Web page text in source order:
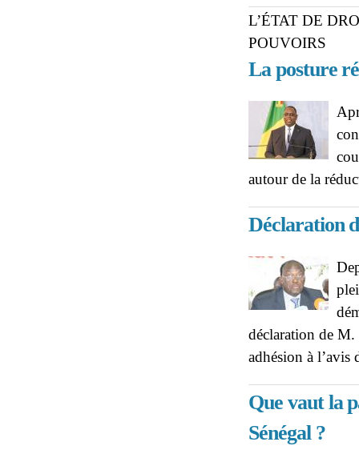
L’ÉTAT DE
POUVOIRS
La posture
autour de la
Déclaration
déclaration de M.
adhésion à
Que vaut la
Sénégal ?